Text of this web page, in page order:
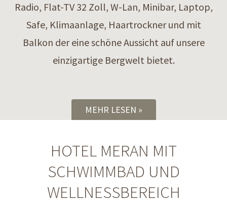
Radio, Flat-TV 32 Zoll, W-Lan, Minibar, Laptop,
Safe, Klimaanlage, Haartrockner und mit
Balkon der eine schöne Aussicht auf unsere
einzigartige Bergwelt bietet.
MEHR LESEN
HOTEL MERAN MIT
SCHWIMMBAD UND
WELLNESSBEREICH